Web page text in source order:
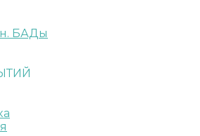
БАДы